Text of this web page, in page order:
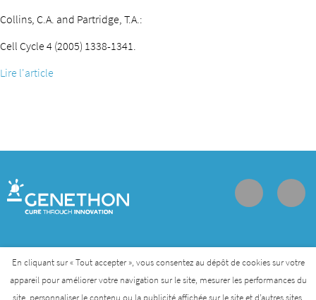
Collins, C.A. and Partridge, T.A.:
Cell Cycle 4 (2005) 1338-1341.
Lire l'article
En cliquant sur « Tout accepter », vous consentez au dépôt de cookies sur votre
appareil pour améliorer votre navigation sur le site, mesurer les performances du
site, personnaliser le contenu ou la publicité affichée sur le site et d’autres sites.